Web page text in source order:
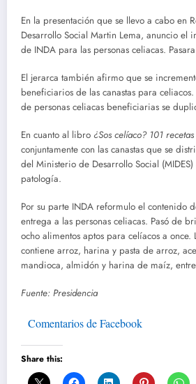
En la presentación que se llevo a cabo en
Desarrollo Social Martin Lema, anuncio el
de INDA para las personas celiacas.
El jerarca también afirmo que se
beneficiarios de las canastas para
de personas celiacas beneficiarias se
En cuanto al libro ¿Sos celíaco? 101
conjuntamente con las canastas que se
del Ministerio de Desarrollo Social
patología.
Por su parte INDA reformulo el contenido
entrega a las personas celiacas. Pasó de
ocho alimentos aptos para celíacos a once.
contiene arroz, harina y pasta de arroz,
mandioca, almidón y harina de maíz,
Fuente: Presidencia
Comentarios de Facebook
Share this: